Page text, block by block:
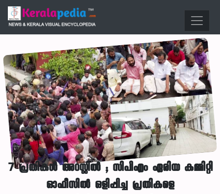
7 പ്രതികൾ അറസ്റ്റിൽ ; സിപിഎം ഏരിയ കമ്മിറ്റി
ഓഫീസിൽ ഒളിപ്പിച്ച പ്രതികളെ